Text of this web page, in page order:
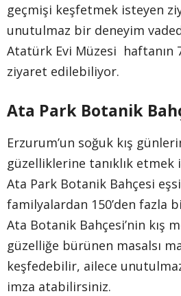
geçmişi keşfetmek isteyen
unutulmaz bir deneyim
Atatürk Evi Müzesi haftanın
ziyaret edilebiliyor.
Ata Park Botanik
Erzurum’un soğuk kış
güzelliklerine tanıklık
Ata Park Botanik Bahçesi
familyalardan 150’den
Ata Botanik Bahçesi’nin kış
güzelliğe bürünen masalsı
keşfedebilir, ailece
imza atabilirsiniz.